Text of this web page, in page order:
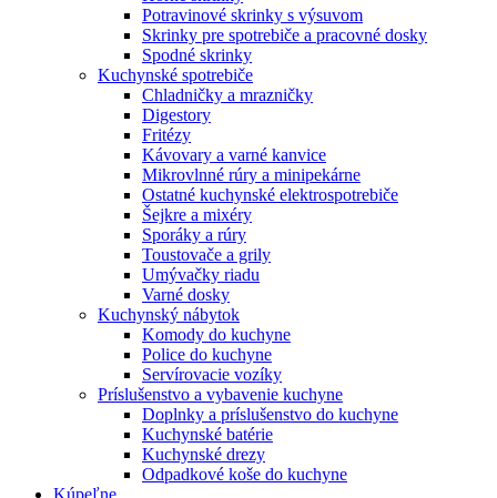
Potravinové skrinky s výsuvom
Skrinky pre spotrebiče a pracovné dosky
Spodné skrinky
Kuchynské spotrebiče
Chladničky a mrazničky
Digestory
Fritézy
Kávovary a varné kanvice
Mikrovlnné rúry a minipekárne
Ostatné kuchynské elektrospotrebiče
Šejkre a mixéry
Sporáky a rúry
Toustovače a grily
Umývačky riadu
Varné dosky
Kuchynský nábytok
Komody do kuchyne
Police do kuchyne
Servírovacie vozíky
Príslušenstvo a vybavenie kuchyne
Doplnky a príslušenstvo do kuchyne
Kuchynské batérie
Kuchynské drezy
Odpadkové koše do kuchyne
Kúpeľne